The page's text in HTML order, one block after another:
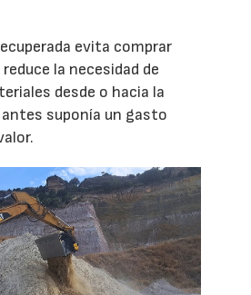
evita comprar
la necesidad de
desde o hacia la
suponía un gasto